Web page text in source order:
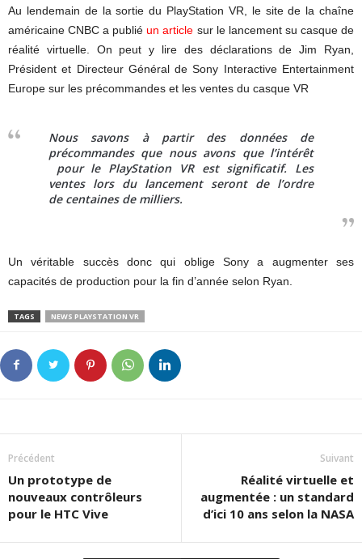
Au lendemain de la sortie du PlayStation VR, le site de la chaîne
américaine CNBC a publiéun article sur le lancement su casque de
réalité virtuelle. On peut y lire des déclarations de Jim Ryan,
Président et Directeur Général de Sony Interactive Entertainment
Europe sur les précommandes et les ventes du casque VR
Nous savons à partir des données de
précommandes que nous avons que l’intérêt
pour le PlayStation VR est significatif. Les
ventes lors du lancement seront de l’ordre
de centaines de milliers.
Un véritable succès donc qui oblige Sony a augmenter ses
capacités de production pour la fin d’année selon Ryan.
TAGS NEWS PLAYSTATION VR
Précédent
Un prototype de
nouveaux contrôleurs
pour le HTC Vive
Suivant
Réalité virtuelle et
augmentée : un standard
d’ici 10 ans selon la NASA